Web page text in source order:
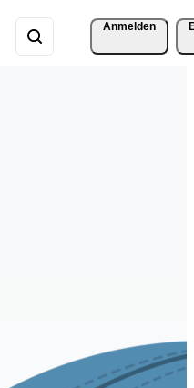
Anmelden